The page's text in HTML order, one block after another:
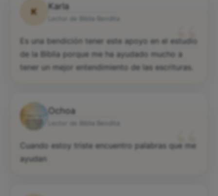
K
Karla
“
Es una bendición tener este apoyo en el estudio
de la Biblia porque me ha ayudado mucho a
tener un mejor entendimiento de las escrituras.
Ochoa
“
Cuando estoy triste encuentro palabras que me
ayudan